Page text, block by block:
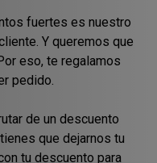
fuertes es nuestro
Y queremos que
eso, te regalamos
pedido.
de un descuento
que dejarnos tu
tu descuento para